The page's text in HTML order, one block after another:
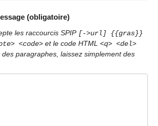
(obligatoire)
les raccourcis SPIP [->url] {{gras}}
<code> et le code HTML <q> <del>
paragraphes, laissez simplement des